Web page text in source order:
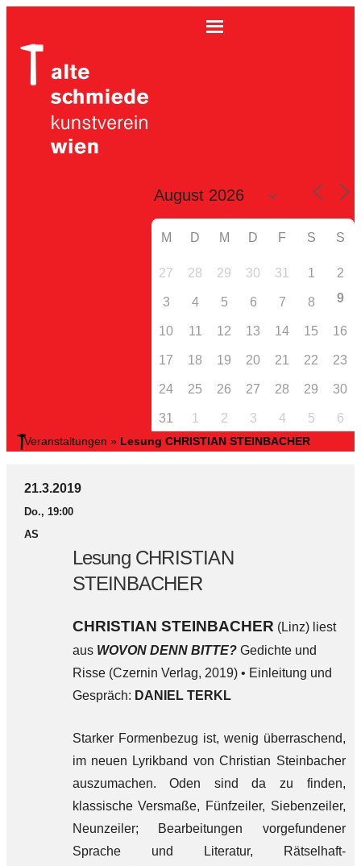
M D M D F S S
27 28 29 30 31 1 2
3 4 5 6 7 8 9
10 11 12 13 14 15 16
17 18 19 20 21 22 23
24 25 26 27 28 29 30
31 1 2 3 4 5 6
Veranstaltungen » Lesung CHRISTIAN STEINBACHER
21.3.2019
Do., 19:00
AS
Lesung CHRISTIAN
STEINBACHER
CHRISTIAN STEINBACHER (Linz) liest
aus WOVON DENN BITTE? Gedichte und
Risse (Czernin Verlag, 2019) • Einleitung und
Gespräch: DANIEL TERKL
Starker Formenbezug ist, wenig überraschend,
im neuen Lyrikband von Christian Steinbacher
auszumachen. Oden sind da zu finden,
klassische Versmaße, Fünfzeiler, Siebenzeiler,
Neunzeiler; Bearbeitungen vorgefundener
Sprache und Literatur, Rätselhaft-